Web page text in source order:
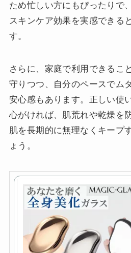
ため忙しい方にもぴったりで
スキンケア効果を実感できる
す。
さらに、家庭で利用できるこ
守りつつ、自分のペースでム
安心感もあります。正しい使
心がければ、肌荒れや乾燥を
肌を長期的に無理なくキープ
ょう。